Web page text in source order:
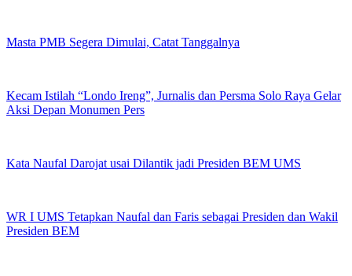
Masta PMB Segera Dimulai, Catat Tanggalnya
Kecam Istilah “Londo Ireng”, Jurnalis dan Persma Solo Raya Gelar
Aksi Depan Monumen Pers
Kata Naufal Darojat usai Dilantik jadi Presiden BEM UMS
WR I UMS Tetapkan Naufal dan Faris sebagai Presiden dan Wakil
Presiden BEM